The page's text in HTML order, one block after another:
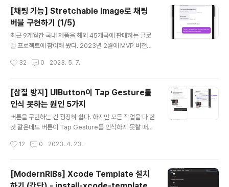
발표를 준비하시는 분들에게 참고가 되었으면 한다. 1. 발
표 계기 5월의 어느 날 KWDC 준비위원회로부터 스피커
제안을 받았다. 입사 후 10개월 간 글로벌 앱을 개발하면서
배운 게 정말 많았지만, 쪼렙 1년차 개발자인데.. 내 미천한
살펴보니 개발자뿐만 아니라 디자이너, 기획자 등 App..
[채팅 기능] Stretchable Image로 채팅
버블 구현하기 (1/5)
최근 9개월간 국내 제품을 해외 45개국에 판매하는 글로
벌 프로젝트에 참여해 왔다. 2023년 2월에 MVP 버전의
있다. 최근 가장 전념하고 있는 건 판매자와 구매자 간의 채
mp 등 처음 접하게 된 네트워크 개념도 있었고, 글로벌 서
비스라서 고민해 볼 수 있는 TimeZone, Locale, DateF
ormat 처리, 채팅 목록과 채팅 상세 화면의 복잡한 UI 구
현, Up Scrolling 등 쉽지 않지만 흥미진진한 문제들을 맞
닥뜨리며, 단기간에 경험치를 쑥쑥 올리고 있다. 이렇게 채
형식으로 포스팅해보려 한다. 1. Str..
32 0 2023. 5. 7.
[삽질 방지] UIButton이 Tap Gesture를
인식 못하는 원인 5가지
버튼을 구현하는 건 굉장히 쉽다. 하지만 모든 작업을 다 한
것 같은데도 버튼이 Tap Gesture를 인식하지 못할 때가
히려 적절한 검색 키워드를 찾거나 문제 원인을 파악하기
하기 가장 간단한 오류이다. Storyboard의 버튼과 @IB
12 0 2023. 4. 23.
[ModernRIBs] Xcode Template 설치